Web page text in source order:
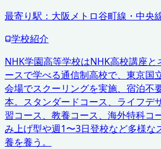
最寄り駅： 大阪メトロ谷町線・中央
学校紹介
NHK学園高等学校はNHK高校講座
ースで学べる通信制高校で、東京国
会場でスクーリングを実施、宿泊不
本。スタンダードコース、ライフデ
習コース、教養コース、海外特科コ
み上げ型や週1〜3日登校など多様な
養を養う。